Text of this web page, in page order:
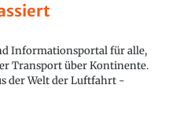
Informationsportal für alle,
Transport über Kontinente.
der Welt der Luftfahrt -